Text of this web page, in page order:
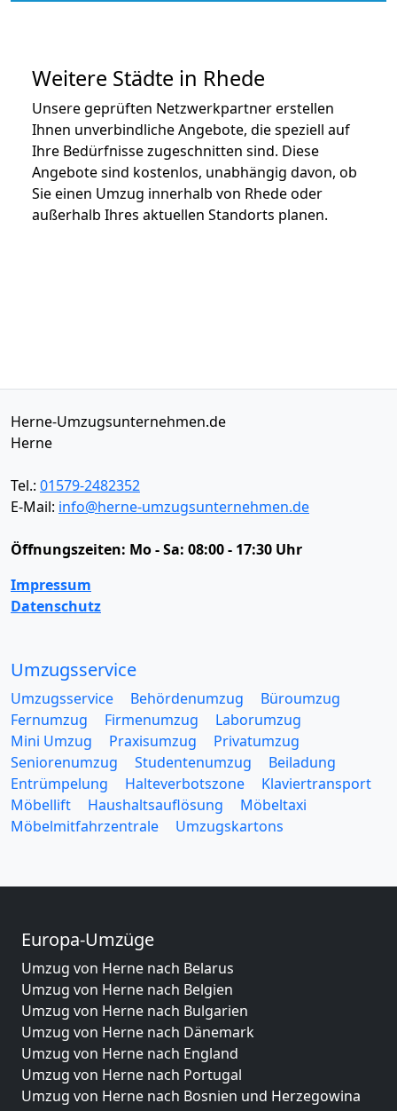
Weitere Städte in Rhede
Unsere geprüften Netzwerkpartner erstellen
Ihnen unverbindliche Angebote, die speziell auf
Ihre Bedürfnisse zugeschnitten sind. Diese
Angebote sind kostenlos, unabhängig davon, ob
Sie einen Umzug innerhalb von Rhede oder
außerhalb Ihres aktuellen Standorts planen.
Herne-Umzugsunternehmen.de
Herne
Tel.: 01579-2482352
E-Mail: info@herne-umzugsunternehmen.de
Öffnungszeiten: Mo - Sa: 08:00 - 17:30 Uhr
Impressum
Datenschutz
Umzugsservice
Umzugsservice Behördenumzug
Büroumzug
Fernumzug
Firmenumzug
Laborumzug
Mini Umzug
Praxisumzug
Privatumzug
Seniorenumzug
Studentenumzug
Beiladung
Entrümpelung
Halteverbotszone
Klaviertransport
Möbellift
Haushaltsauflösung
Möbeltaxi
Möbelmitfahrzentrale
Umzugskartons
Europa-Umzüge
Umzug von Herne nach Belarus
Umzug von Herne nach Belgien
Umzug von Herne nach Bulgarien
Umzug von Herne nach Dänemark
Umzug von Herne nach England
Umzug von Herne nach Portugal
Umzug von Herne nach Bosnien und Herzegowina